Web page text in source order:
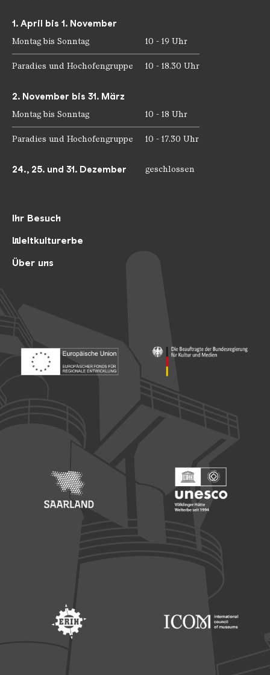
Ihr Besuch
Weltkulturerbe
Über uns
1. April bis 1. November
Montag bis Sonntag 10 - 19 Uhr
Paradies und Hochofengruppe 10 - 18.30 Uhr
2. November bis 31. März
Montag bis Sonntag 10 - 18 Uhr
Paradies und Hochofengruppe 10 - 17.30 Uhr
24., 25. und 31. Dezember geschlossen